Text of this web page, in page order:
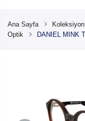
Ana Sayfa Koleksiyon
Optik
DANIEL MINK